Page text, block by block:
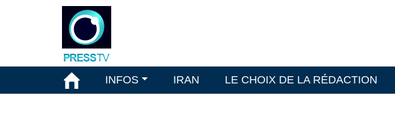
INFOS IRAN LE CHOIX DE LA RÉDACTION